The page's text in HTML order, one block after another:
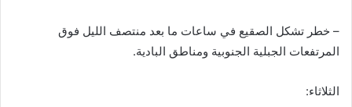
– خطر تشكل الصقيع في ساعات ما بعد منتصف الليل فوق
المرتفعات الجبلية الجنوبية ومناطق البادية.
الثلاثاء: